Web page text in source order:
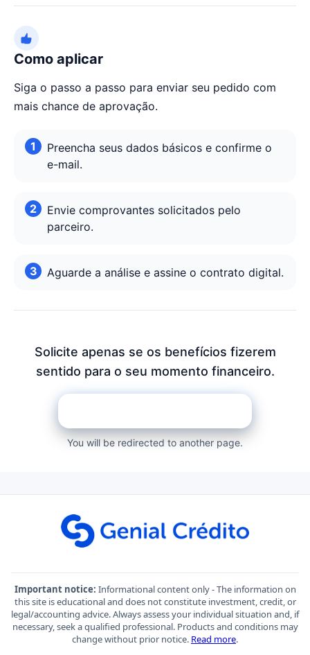
Como aplicar
Siga o passo a passo para enviar seu pedido com
mais chance de aprovação.
Preencha seus dados básicos e confirme o
e-mail.
Envie comprovantes solicitados pelo
parceiro.
Aguarde a análise e assine o contrato digital.
Solicite apenas se os benefícios fizerem
sentido para o seu momento financeiro.
You will be redirected to another page.
Important notice: Informational content only - The information on
this site is educational and does not constitute investment, credit, or
legal/accounting advice. Always assess your individual situation and, if
necessary, seek a qualified professional. Products and conditions may
change without prior notice. Read more.